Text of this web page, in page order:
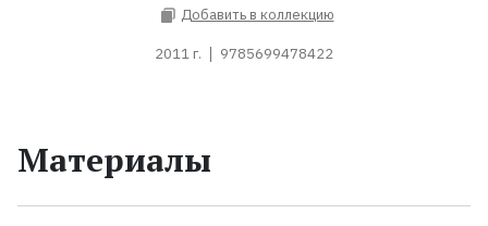
Добавить в коллекцию
2011 г. 9785699478422
Материалы